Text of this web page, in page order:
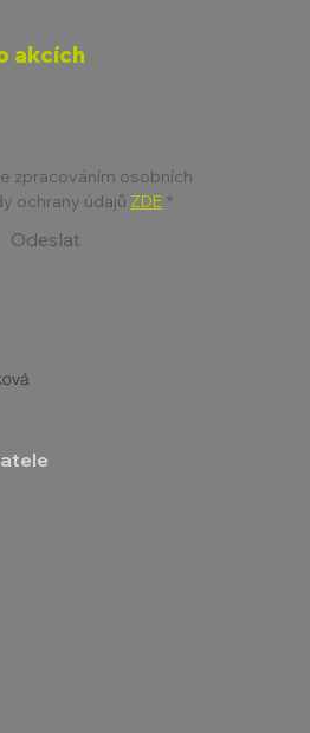
akcích
zpracováním osobních
ochrany údajů ZDE *
Odeslat